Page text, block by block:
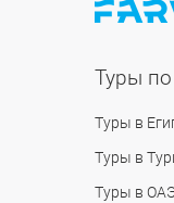
Туры
Туры в
Туры в
Туры в